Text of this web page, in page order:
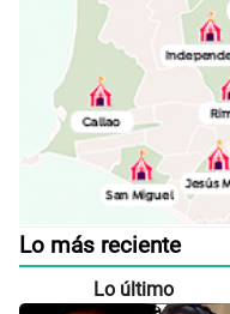
Lo más reciente
Lo último